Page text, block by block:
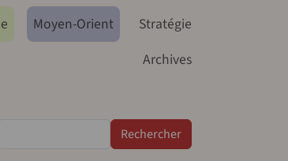
Moyen-Orient
Stratégie
Archives